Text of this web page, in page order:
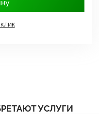
УСЛУГИ